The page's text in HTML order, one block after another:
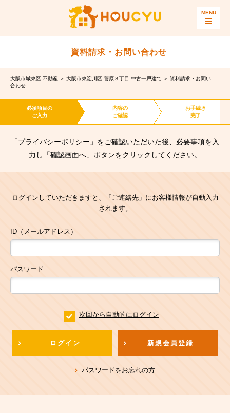
資料請求・お問い合わせ
大阪市城東区 不動産 ＞ 大阪市東淀川区 菅原３丁目 中古一戸建て ＞ 資料請求・お問い
合わせ
必須項目の
ご入力
内容の
ご確認
お手続き
完了
「プライバシーポリシー 」をご確認いただいた後、必要事項を入
力し「確認画面へ」ボタンをクリックしてください。
ログインしていただきますと、「ご連絡先」にお客様情報が自動入力
されます。
ID（メールアドレス）
パスワード
次回から自動的にログイン
ログイン 新規会員登録
パスワードをお忘れの方